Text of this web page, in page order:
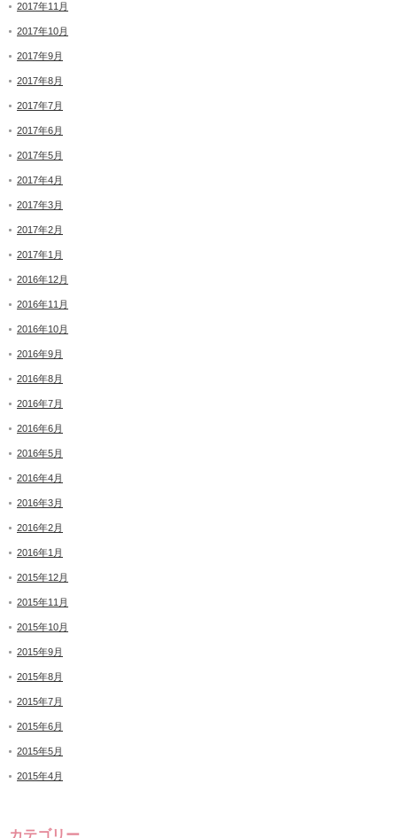
2017年11月
2017年10月
2017年9月
2017年8月
2017年7月
2017年6月
2017年5月
2017年4月
2017年3月
2017年2月
2017年1月
2016年12月
2016年11月
2016年10月
2016年9月
2016年8月
2016年7月
2016年6月
2016年5月
2016年4月
2016年3月
2016年2月
2016年1月
2015年12月
2015年11月
2015年10月
2015年9月
2015年8月
2015年7月
2015年6月
2015年5月
2015年4月
カテゴリー